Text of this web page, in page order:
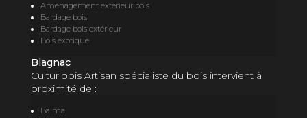
Aménagement extérieur bois
Bardage bois
Bardage bois extérieur
Bois exotique
Blagnac
Cultur'bois Artisan spécialiste du bois intervient à
proximité de :
Balma